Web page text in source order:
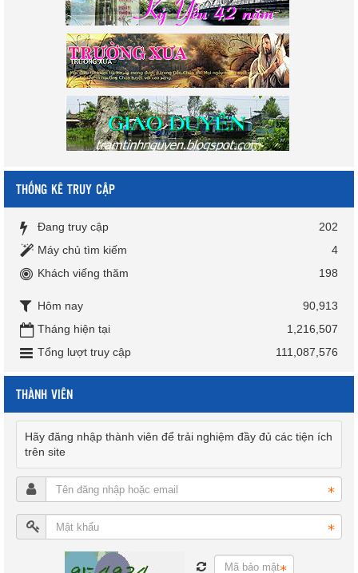
THỐNG KÊ TRUY CẬP
Đang truy cập
202
Máy chủ tìm kiếm
4
Khách viếng thăm
198
Hôm nay
90,913
Tháng hiện tại
1,216,507
Tổng lượt truy cập
111,087,576
THÀNH VIÊN
Hãy đăng nhập thành viên để trải nghiệm đầy đủ các tiện ích
trên site